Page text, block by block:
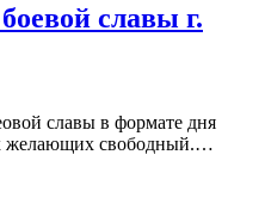
славы г.
славы в формате дня
желающих свободный.…